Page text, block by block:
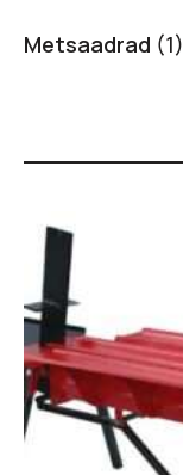
Metsaadrad (1)